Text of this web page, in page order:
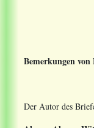
Bemerkungen
Der Autor des